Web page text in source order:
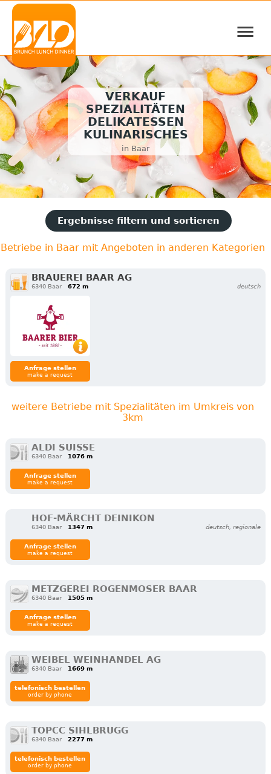
≡
VERKAUF
SPEZIALITÄTEN
DELIKATESSEN
KULINARISCHES
in Baar
Ergebnisse filtern und sortieren
Betriebe in Baar mit Angeboten in anderen Kategorien
BRAUEREI BAAR AG
6340 Baar 672 m deutsch
Anfrage stellen
make a request
weitere Betriebe mit Spezialitäten im Umkreis von
3km
ALDI SUISSE
6340 Baar 1076 m
Anfrage stellen
make a request
HOF-MÄRCHT DEINIKON
6340 Baar 1347 m deutsch, regionale
Anfrage stellen
make a request
METZGEREI ROGENMOSER BAAR
6340 Baar 1505 m
Anfrage stellen
make a request
WEIBEL WEINHANDEL AG
6340 Baar 1669 m
telefonisch bestellen
order by phone
TOPCC SIHLBRUGG
6340 Baar 2277 m
telefonisch bestellen
order by phone